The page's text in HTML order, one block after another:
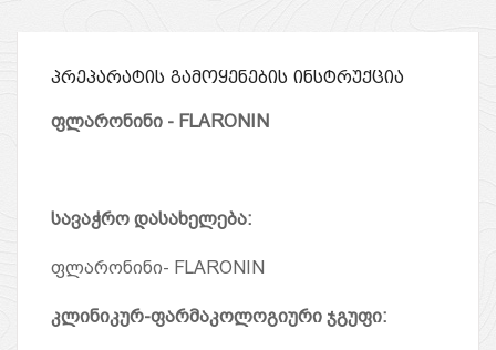
პრეპარატის გამოყენების ინსტრუქცია
ფლარონინი - FLARONIN
სავაჭრო დასახელება:
ფლარონინი- FLARONIN
კლინიკურ-ფარმაკოლოგიური ჯგუფი: